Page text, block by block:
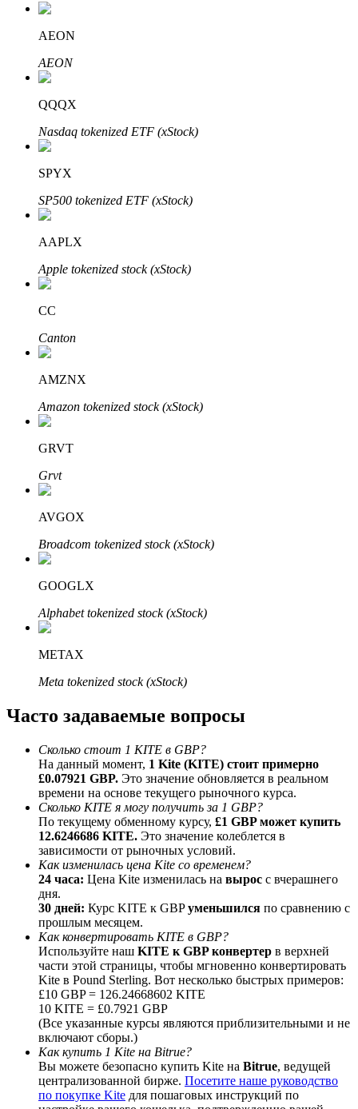
Изучите стейкинг
Узнайте о пассивном доходе
Bitrue
AI
Bitrue Партнеры
Реферал
Пригласите друга, чтобы получить денежные
вознаграждения
Deposit CASHCAT & Win
AEON
AEON
QQQX
Nasdaq tokenized ETF (xStock)
SPYX
SP500 tokenized ETF (xStock)
AAPLX
Apple tokenized stock (xStock)
CC
Canton
AMZNX
Amazon tokenized stock (xStock)
GRVT
Grvt
AVGOX
Broadcom tokenized stock (xStock)
GOOGLX
Alphabet tokenized stock (xStock)
METAX
Meta tokenized stock (xStock)
Часто задаваемые вопросы
Сколько стоит 1 KITE в GBP?
На данный момент, 1 Kite (KITE) стоит примерно
£0.07921 GBP. Это значение обновляется в реальном
времени на основе текущего рыночного курса.
Сколько KITE я могу получить за 1 GBP?
По текущему обменному курсу, £1 GBP может купить
12.6246686 KITE. Это значение колеблется в
зависимости от рыночных условий.
Как изменилась цена Kite со временем?
24 часа: Цена Kite изменилась на вырос с вчерашнего
дня.
30 дней: Курс KITE к GBPуменьшился по сравнению с
прошлым месяцем.
Как конвертировать KITE в GBP?
Используйте наш KITE к GBP конвертер в верхней
части этой страницы, чтобы мгновенно конвертировать
Kite в Pound Sterling. Вот несколько быстрых примеров:
£10 GBP = 126.24668602 KITE
10 KITE = £0.7921 GBP
(Все указанные курсы являются приблизительными и не
включают сборы.)
Как купить 1 Kite на Bitrue?
Вы можете безопасно купить Kite на Bitrue, ведущей
централизованной бирже. Посетите наше руководство
по покупке Kite для пошаговых инструкций по